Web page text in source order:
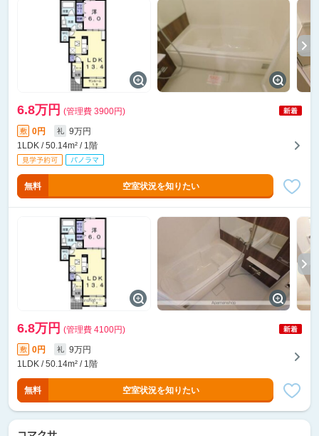
6.8万円 (管理費 3900円)
敷 0円 礼
9万円
1LDK / 50.14m² / 1階
無料 空室状況を知りたい
6.8万円 (管理費 4100円)
敷 0円 礼
9万円
1LDK / 50.14m² / 1階
無料 空室状況を知りたい